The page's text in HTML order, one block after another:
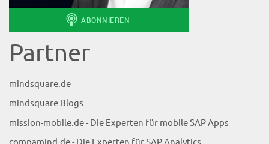
Partner
mindsquare.de
mindsquare Blogs
mission-mobile.de - Die Experten für mobile SAP Apps
compamind.de - Die Experten für SAP Analytics